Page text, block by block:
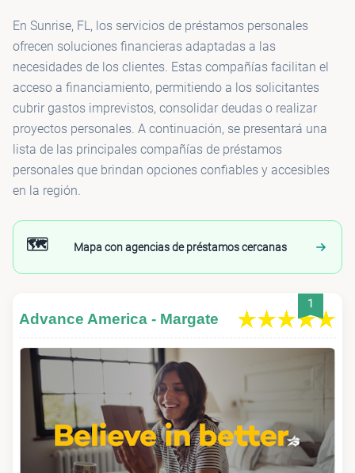
En Sunrise, FL, los servicios de préstamos personales
ofrecen soluciones financieras adaptadas a las
necesidades de los clientes. Estas compañías facilitan el
acceso a financiamiento, permitiendo a los solicitantes
cubrir gastos imprevistos, consolidar deudas o realizar
proyectos personales. A continuación, se presentará una
lista de las principales compañías de préstamos
personales que brindan opciones confiables y accesibles
en la región.
🗺️ Mapa con agencias de préstamos cercanas
1
Advance America - Margate